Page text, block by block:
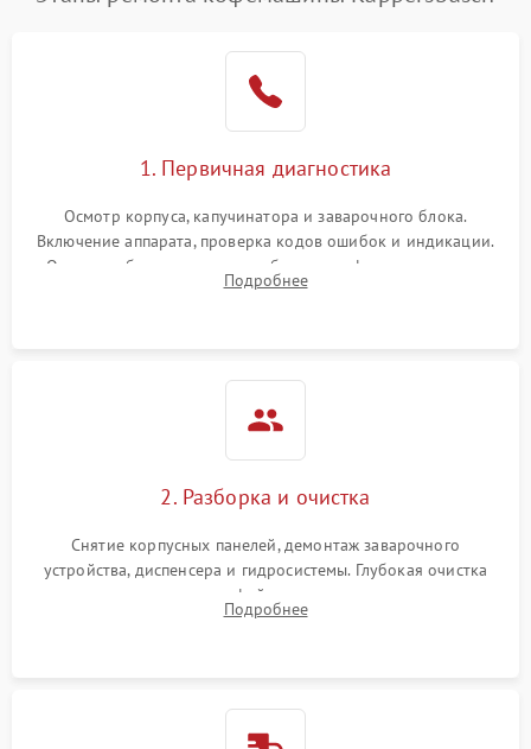
1. Первичная диагностика
Осмотр корпуса, капучинатора и заварочного блока.
Включение аппарата, проверка кодов ошибок и индикации.
Оценка работы помпы, термоблока и кофемолки на слух.
Измерение температуры и давления воды для выявления
Подробнее
2. Разборка и очистка
Снятие корпусных панелей, демонтаж заварочного
устройства, диспенсера и гидросистемы. Глубокая очистка
внутренних узлов от кофейных масел, жмыха и накипи.
Промывка дренажных каналов и фильтров с использованием
Подробнее